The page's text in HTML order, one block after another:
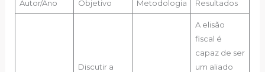
Autor/Ano Objetivo Metodologia Resultados
Discutir a
A elisão
fiscal é
capaz de ser
um aliado